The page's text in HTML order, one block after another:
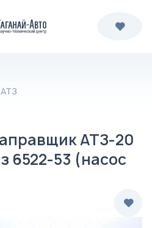
АТЗ-20
6522-53 (насос